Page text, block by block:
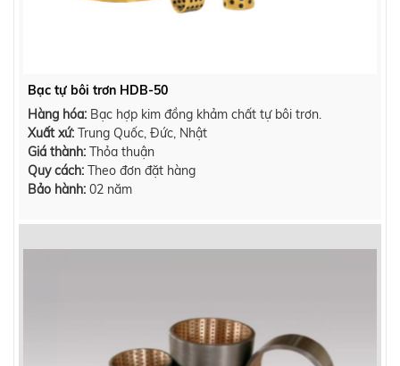
Bạc tự bôi trơn HDB-50
Hàng hóa: Bạc hợp kim đồng khảm chất tự bôi trơn.
Xuất xứ: Trung Quốc, Đức, Nhật
Giá thành: Thỏa thuận
Quy cách: Theo đơn đặt hàng
Bảo hành: 02 năm